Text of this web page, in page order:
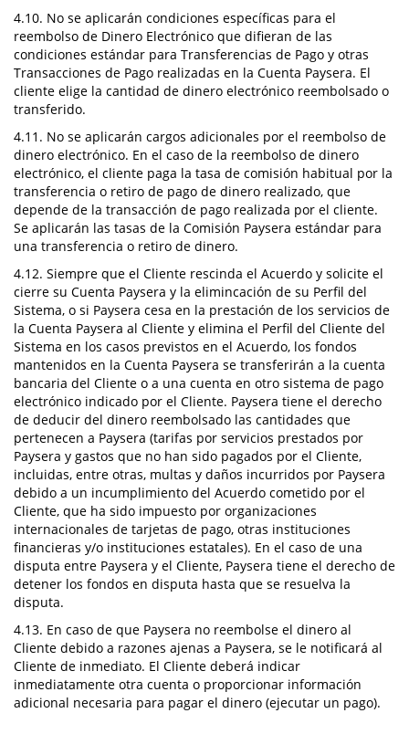
4.10. No se aplicarán condiciones específicas para el
reembolso de Dinero Electrónico que difieran de las
condiciones estándar para Transferencias de Pago y otras
Transacciones de Pago realizadas en la Cuenta Paysera. El
cliente elige la cantidad de dinero electrónico reembolsado o
transferido.
4.11. No se aplicarán cargos adicionales por el reembolso de
dinero electrónico. En el caso de la reembolso de dinero
electrónico, el cliente paga la tasa de comisión habitual por la
transferencia o retiro de pago de dinero realizado, que
depende de la transacción de pago realizada por el cliente.
Se aplicarán las tasas de la Comisión Paysera estándar para
una transferencia o retiro de dinero.
4.12. Siempre que el Cliente rescinda el Acuerdo y solicite el
cierre su Cuenta Paysera y la elimincación de su Perfil del
Sistema, o si Paysera cesa en la prestación de los servicios de
la Cuenta Paysera al Cliente y elimina el Perfil del Cliente del
Sistema en los casos previstos en el Acuerdo, los fondos
mantenidos en la Cuenta Paysera se transferirán a la cuenta
bancaria del Cliente o a una cuenta en otro sistema de pago
electrónico indicado por el Cliente. Paysera tiene el derecho
de deducir del dinero reembolsado las cantidades que
pertenecen a Paysera (tarifas por servicios prestados por
Paysera y gastos que no han sido pagados por el Cliente,
incluidas, entre otras, multas y daños incurridos por Paysera
debido a un incumplimiento del Acuerdo cometido por el
Cliente, que ha sido impuesto por organizaciones
internacionales de tarjetas de pago, otras instituciones
financieras y/o instituciones estatales). En el caso de una
disputa entre Paysera y el Cliente, Paysera tiene el derecho de
detener los fondos en disputa hasta que se resuelva la
disputa.
4.13. En caso de que Paysera no reembolse el dinero al
Cliente debido a razones ajenas a Paysera, se le notificará al
Cliente de inmediato. El Cliente deberá indicar
inmediatamente otra cuenta o proporcionar información
adicional necesaria para pagar el dinero (ejecutar un pago).